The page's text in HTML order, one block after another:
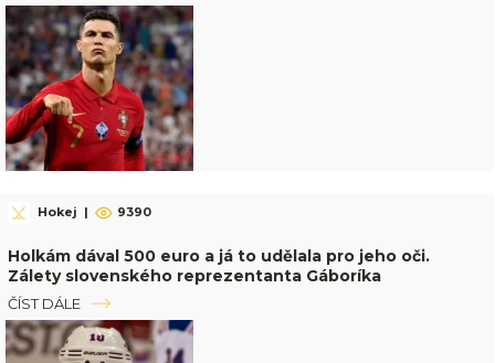
Hokej | 9390
Holkám dával 500 euro a já to udělala pro jeho oči.
Zálety slovenského reprezentanta Gáboríka
ČÍST DÁLE